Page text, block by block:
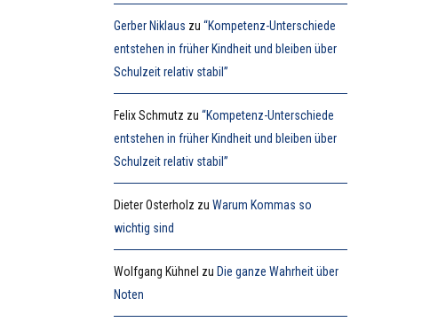
Gerber Niklaus zu“Kompetenz-Unterschiede
entstehen in früher Kindheit und bleiben über
Schulzeit relativ stabil”
Felix Schmutz zu“Kompetenz-Unterschiede
entstehen in früher Kindheit und bleiben über
Schulzeit relativ stabil”
Dieter Osterholz zuWarum Kommas so
wichtig sind
Wolfgang Kühnel zu Die ganze Wahrheit über
Noten